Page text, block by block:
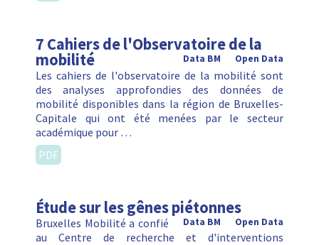
7 Cahiers de l'Observatoire de la
mobilité Open Data
Data BM
Les cahiers de l'observatoire de la mobilité sont
des analyses approfondies des données de
mobilité disponibles dans la région de Bruxelles-
Capitale qui ont été menées par le secteur
académique pour …
PDF
Étude sur les gênes piétonnes
Open Data
Data BM
Bruxelles Mobilité a confié
au Centre de recherche et d'interventions